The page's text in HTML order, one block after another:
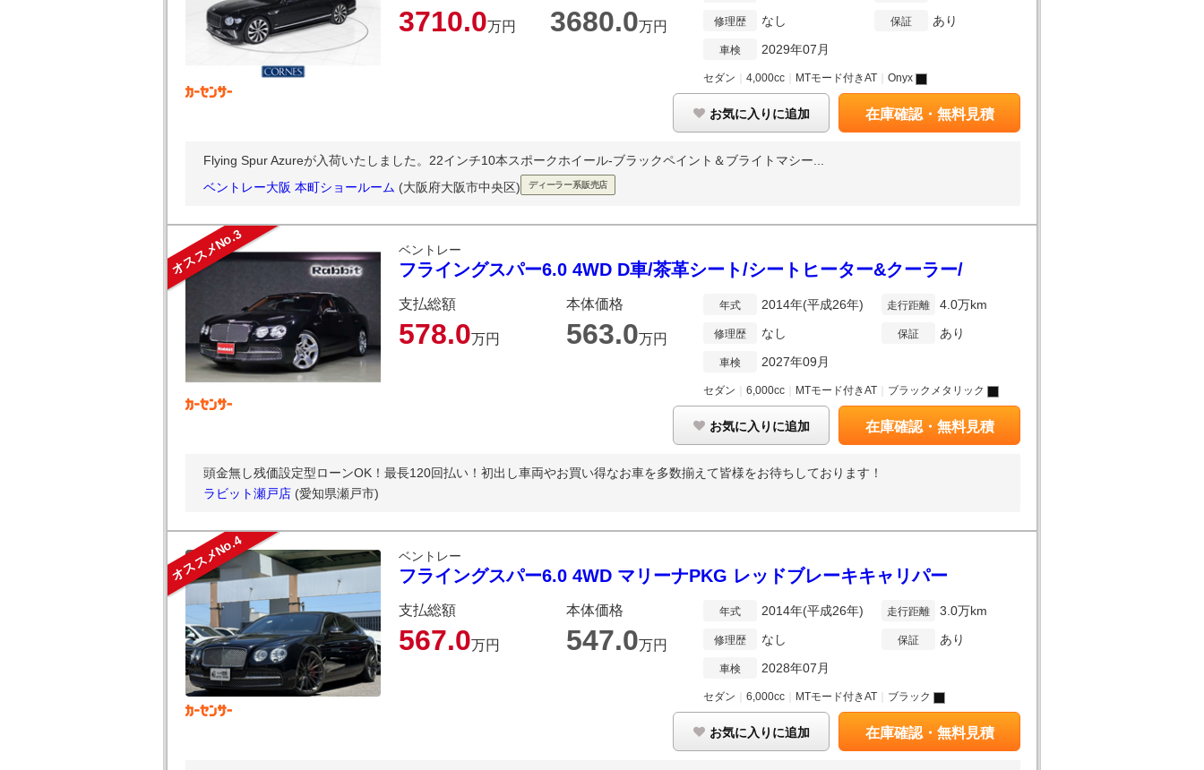
3710.0万円 3680.0万円 修理歴 なし
車検 2029年07月
保証 あり
セダン 4,000cc MTモード付きAT Onyx
お気に入りに追加 在庫確認・無料見積
Flying Spur Azureが入荷いたしました。22インチ10本スポークホイール-ブラックペイント＆ブライトマシー...
ベントレー大阪 本町ショールーム (大阪府大阪市中央区) ディーラー系販売店
オススメNo.3 ベントレー
フライングスパー6.0 4WD D車/茶革シート/シートヒーター&クーラー/
支払総額
578.0万円
本体価格
563.0万円
年式 2014年(平成26年)
修理歴 なし
車検 2027年09月
走行距離 4.0万km
保証 あり
セダン 6,000cc MTモード付きAT ブラックメタリック
お気に入りに追加 在庫確認・無料見積
頭金無し残価設定型ローンOK！最長120回払い！初出し車両やお買い得なお車を多数揃えて皆様をお待ちしております！
ラビット瀬戸店 (愛知県瀬戸市)
オススメNo.4 ベントレー
フライングスパー6.0 4WD マリーナPKG レッドブレーキキャリパー
支払総額
567.0万円
本体価格
547.0万円
年式 2014年(平成26年)
修理歴 なし
車検 2028年07月
走行距離 3.0万km
保証 あり
セダン 6,000cc MTモード付きAT ブラック
お気に入りに追加 在庫確認・無料見積